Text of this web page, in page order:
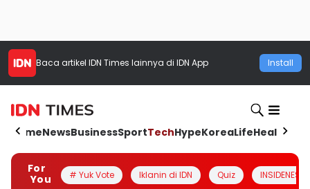
Baca artikel IDN Times lainnya di IDN App Install
HomeNewsBusinessSportTechHypeKoreaLifeHealth
For
You
# Yuk Vote Iklanin di IDN Quiz INSIDENESIA